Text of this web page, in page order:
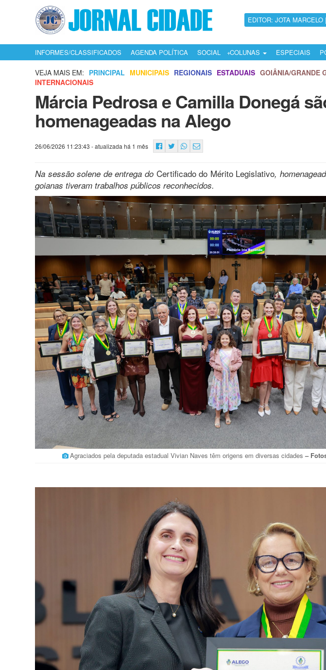
EDITOR: JOTA
INFORMES/CLASSIFICADOS AGENDA POLÍTICA SOCIAL COLUNAS ESPECIAIS
VEJA MAIS EM: PRINCIPAL MUNICIPAIS REGIONAIS ESTADUAIS GOIÂNIA/GRANDE
INTERNACIONAIS
Márcia Pedrosa e Camilla Donegá
homenageadas na Alego
26/06/2026 11:23:43 - atualizada há 1 mês
Na sessão solene de entrega do Certificado do Mérito Legislativo,
goianas tiveram trabalhos públicos reconhecidos.
Agraciados pela deputada estadual Vivian Naves têm origens em diversas cidades –